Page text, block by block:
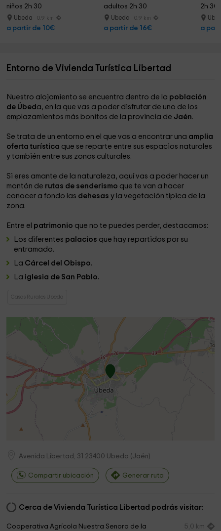
niños 2h 30
Ubeda 0.9 km
a partir de 10€
adultos 2h 30
Ubeda 0.9 km
a partir de 16€
2h 30
a
Entorno de Vivienda Turística Libertad
Nuestro alojamiento se encuentra dentro de la población
de Úbed a, en la que vas a poder disfrutar de uno de los
emplazamientos más bonitos de la provincia de Jaén.
Se trata de un entorno en el que vas a encontrar una amplia
oferta turística que se reparte entre sus espacios naturales
y también entre sus zonas culturales.
Si eres amante de la naturaleza, aquí vas a poder hacer un
montón de rutas de senderismo que te van a hacer
conocer a fondo las dehesasy la vegetación típica de la
zona.
Entre el patrimonio que no te puedes perder, destacamos:
Los diferentes palacios que hay repartidos por su
entramado.
La Cárcel del Obispo.
La iglesia de San Pablo.
Casas Rurales Ubeda
Avenida Libertad, 31 23400 Ubeda (Jaén)
Compartir ubicación Generar ruta
Cerca de Vivienda Turística Libertad podrás visitar:
Cooperativa Agrícola Nuestra Senora de la
5,0 km